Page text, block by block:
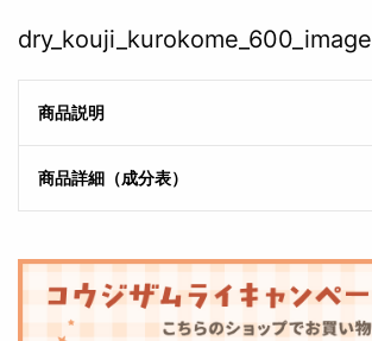
dry_kouji_kurokome_600_image
商品説明
商品詳細（成分表）